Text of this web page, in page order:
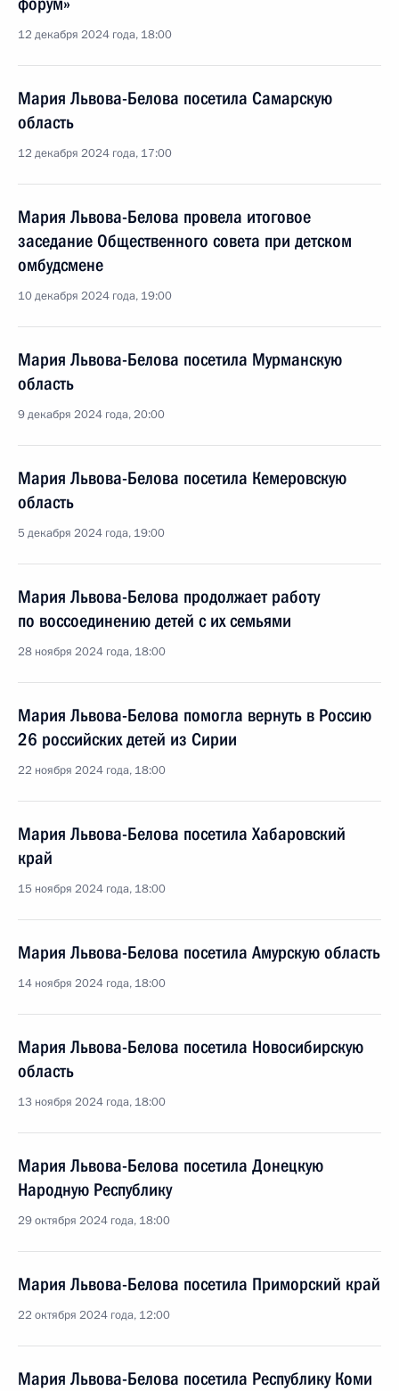
12 декабря 2024 года, 18:00
Мария Львова-Белова посетила Самарскую
область
12 декабря 2024 года, 17:00
Мария Львова-Белова провела итоговое
заседание Общественного совета при детском
омбудсмене
10 декабря 2024 года, 19:00
Мария Львова-Белова посетила Мурманскую
область
9 декабря 2024 года, 20:00
Мария Львова-Белова посетила Кемеровскую
область
5 декабря 2024 года, 19:00
Мария Львова-Белова продолжает работу
по воссоединению детей с их семьями
28 ноября 2024 года, 18:00
Мария Львова-Белова помогла вернуть в Россию
26 российских детей из Сирии
22 ноября 2024 года, 18:00
Мария Львова-Белова посетила Хабаровский
край
15 ноября 2024 года, 18:00
Мария Львова-Белова посетила Амурскую область
14 ноября 2024 года, 18:00
Мария Львова-Белова посетила Новосибирскую
область
13 ноября 2024 года, 18:00
Мария Львова-Белова посетила Донецкую
Народную Республику
29 октября 2024 года, 18:00
Мария Львова-Белова посетила Приморский край
22 октября 2024 года, 12:00
Мария Львова-Белова посетила Республику Коми